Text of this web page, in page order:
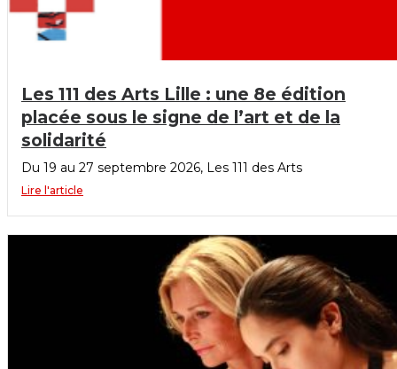
Les 111 des Arts Lille : une 8e édition
placée sous le signe de l’art et de la
solidarité
Du 19 au 27 septembre 2026, Les 111 des Arts
Lire l'article